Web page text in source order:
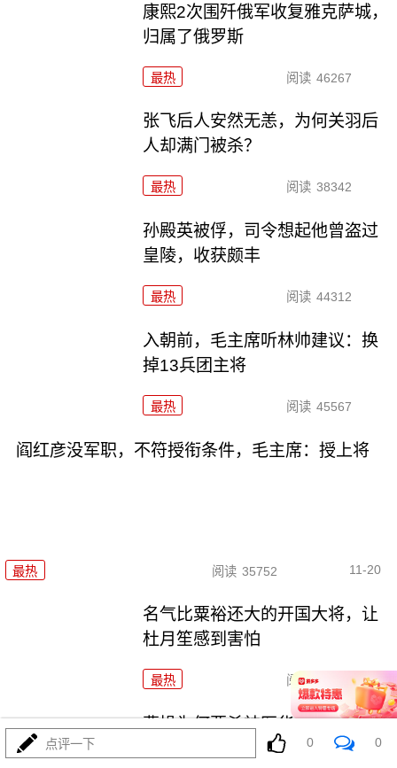
康熙2次围歼俄军收复雅克萨城，
归属了俄罗斯
最热 阅读 46267
张飞后人安然无恙，为何关羽后
人却满门被杀？
最热 阅读 38342
孙殿英被俘，司令想起他曾盗过
皇陵，收获颇丰
最热 阅读 44312
入朝前，毛主席听林帅建议：换
掉13兵团主将
最热 阅读 45567
阎红彦没军职，不符授衔条件，毛主席：授上将
最热 阅读 35752 11-20
名气比粟裕还大的开国大将，让
杜月笙感到害怕
最热 阅读 48495
曹操为何要杀神医华佗？竟然和
点评一下 0 0